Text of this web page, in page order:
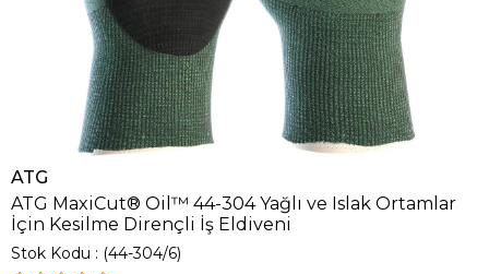
ATG
ATG MaxiCut® Oil™ 44-304 Yağlı ve Islak Ortamlar
İçin Kesilme Dirençli İş Eldiveni
Stok Kodu (44-304/6)